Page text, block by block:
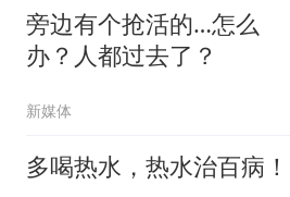
旁边有个抢活的…怎么
办？人都过去了？
新媒体
多喝热水，热水治百病！